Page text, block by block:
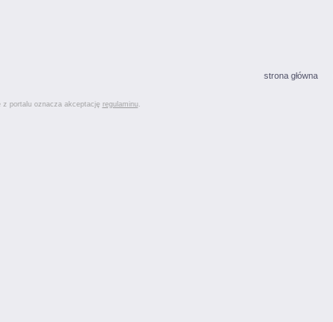
strona główna
z portalu oznacza akceptację regulaminu.